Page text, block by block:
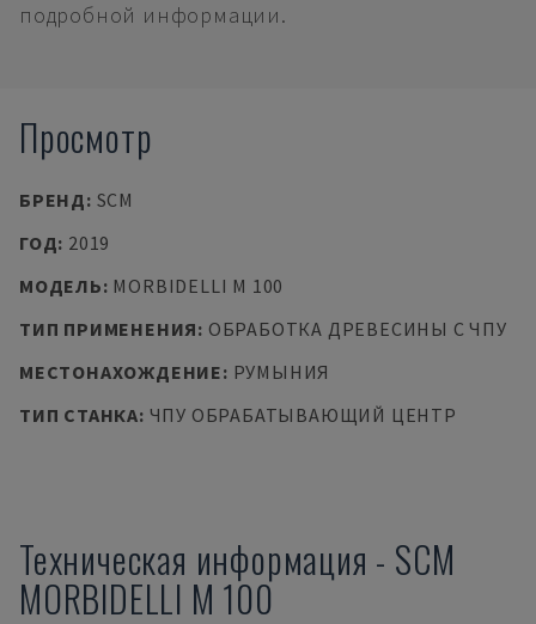
подробной информации.
Просмотр
БРЕНД: SCM
ГОД: 2019
МОДЕЛЬ: MORBIDELLI M 100
ТИП ПРИМЕНЕНИЯ: ОБРАБОТКА ДРЕВЕСИНЫ С ЧПУ
МЕСТОНАХОЖДЕНИЕ: РУМЫНИЯ
ТИП СТАНКА: ЧПУ ОБРАБАТЫВАЮЩИЙ ЦЕНТР
Техническая информация - SCM
MORBIDELLI M 100